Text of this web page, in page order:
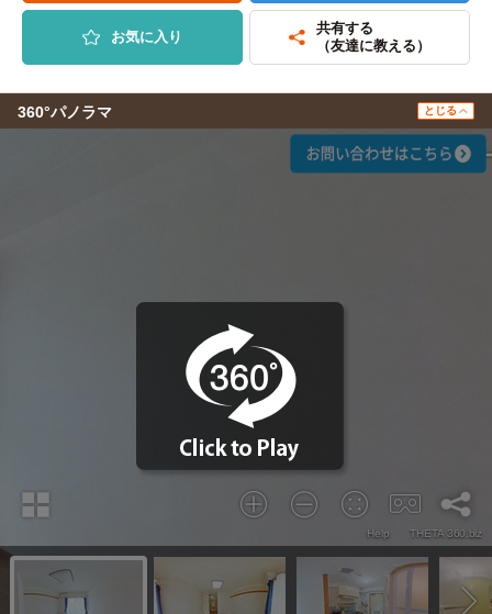
お気に入り
共有する
（友達に教える）
360°パノラマ とじる